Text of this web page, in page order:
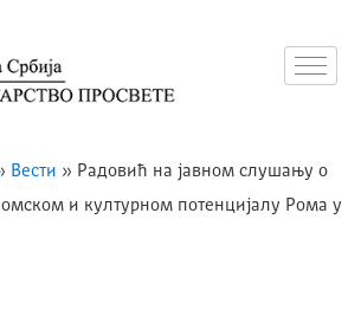
Вести » Радовић на јавном слушању о
и културном потенцијалу Рома у